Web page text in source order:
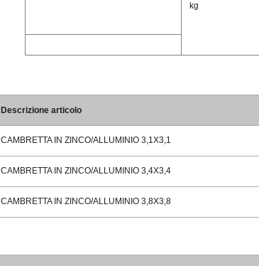
kg
Descrizione articolo
CAMBRETTA IN ZINCO/ALLUMINIO 3,1X3,1
CAMBRETTA IN ZINCO/ALLUMINIO 3,4X3,4
CAMBRETTA IN ZINCO/ALLUMINIO 3,8X3,8